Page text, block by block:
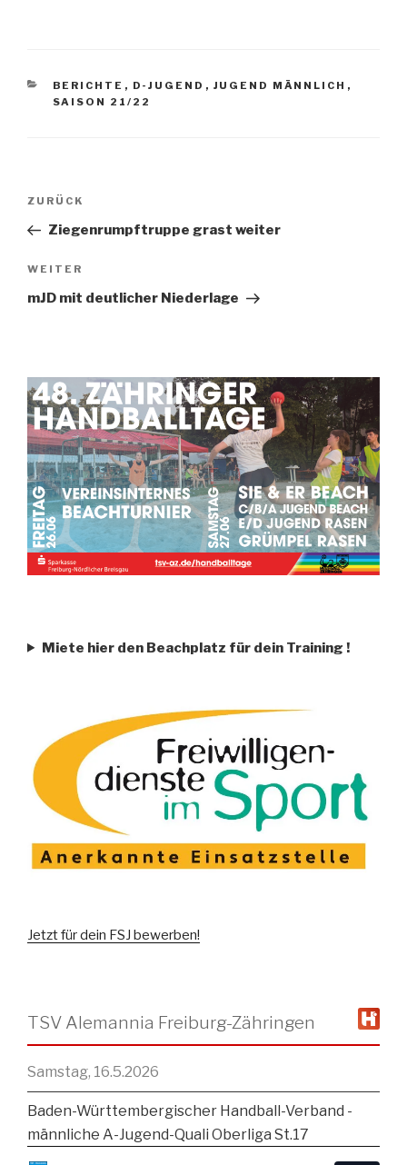
BERICHTE , D-JUGEND , JUGEND MÄNNLICH ,
SAISON 21/22
ZURÜCK
Ziegenrumpftruppe grast weiter
WEITER
mJD mit deutlicher Niederlage
Miete hier den Beachplatz für dein Training !
Jetzt für dein FSJ bewerben!
TSV Alemannia Freiburg-Zähringen
Samstag, 16.5.2026
Baden-Württembergischer Handball-Verband -
männliche A-Jugend-Quali Oberliga St.17